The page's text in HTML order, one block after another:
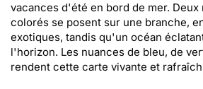
vacances d'été en bord de mer.
colorés se posent sur une branche,
exotiques, tandis qu'un océan
l'horizon. Les nuances de bleu, de
rendent cette carte vivante et